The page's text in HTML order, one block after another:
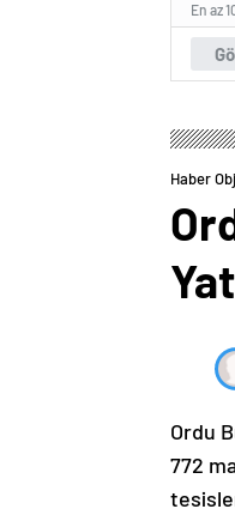
En az
Haber
Ordu
772